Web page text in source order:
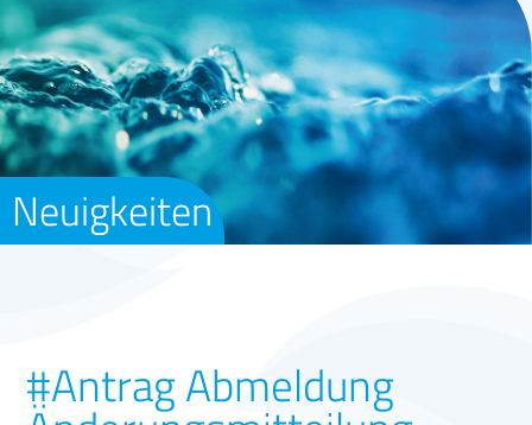
Neuigkeiten
#Antrag Abmeldung